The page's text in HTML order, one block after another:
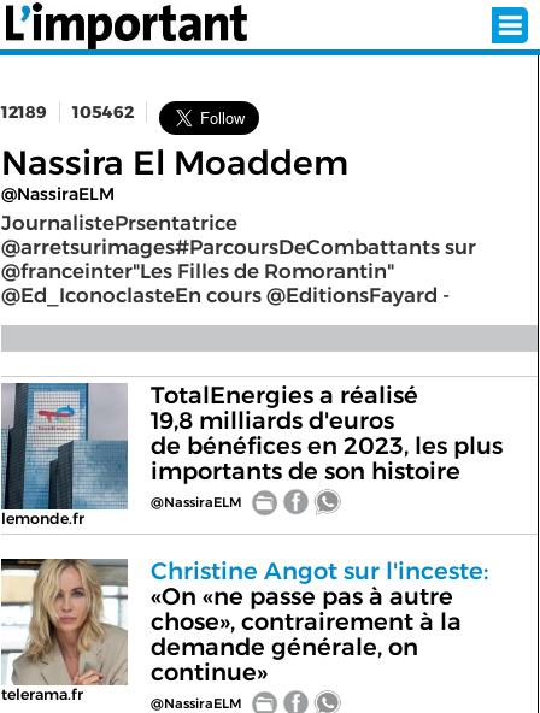
SÉLECTION DE L'ÉTÉ
SUR L'ÉCRAN D'ACCUEIL
ABONNEZ-VOUS À LA NEWSLETTER!
SUIVEZ NOUS:
< RETOUR À L'ACCUEIL
12189 105462
Nassira El Moaddem
@NassiraELM
JournalistePrsentatrice
@arretsurimages#ParcoursDeCombattants sur
@franceinter"Les Filles de Romorantin"
@Ed_IconoclasteEn cours @EditionsFayard -
lemonde.fr
TotalEnergies a réalisé
19,8 milliards d'euros
de bénéfices en 2023, les plus
importants de son histoire
@NassiraELM
telerama.fr
Christine Angot sur l'inceste:
«On «ne passe pas à autre
chose», contrairement à la
demande générale, on
continue»
@NassiraELM